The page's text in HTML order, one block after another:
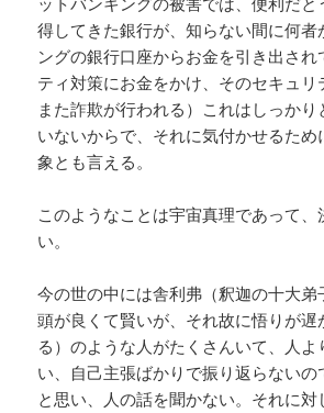
得してきた銀行が、知らない間に何者
ングの銀行口座からお金を引き出され
ティ対策にお金をかけ、そのセキュリ
また詐欺が行われる）これはしっかり
いないからで、それに気付かせるた
象とも言える。
このようなことは宇宙真理であって、
い。
今の世の中には舎利弗（釈迦の十大弟
頭が良くて賢いが、それ故に悟りが遅
る）のような人がたくさんいて、人よ
い、自己主張ばかりで振り返らないの
と思い、人の話を聞かない。それに対